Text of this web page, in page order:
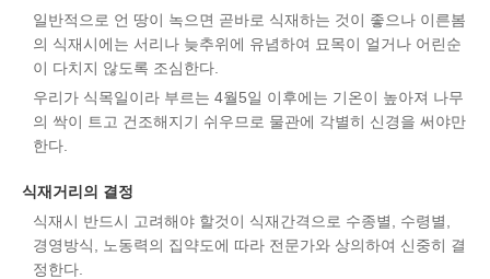
일반적으로 언 땅이 녹으면 곧바로 식재하는 것이 좋으나 이른봄
의 식재시에는 서리나 늦추위에 유념하여 묘목이 얼거나 어린순
이 다치지 않도록 조심한다.
우리가 식목일이라 부르는 4월5일 이후에는 기온이 높아져 나무
의 싹이 트고 건조해지기 쉬우므로 물관에 각별히 신경을 써야만
한다.
식재거리의 결정
식재시 반드시 고려해야 할것이 식재간격으로 수종별, 수령별,
경영방식, 노동력의 집약도에 따라 전문가와 상의하여 신중히 결
정한다.